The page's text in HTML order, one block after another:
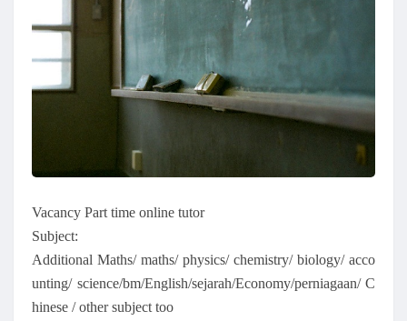
Vacancy Part time online tutor
Subject:
Additional Maths/ maths/ physics/ chemistry/ biology/ acco
unting/ science/bm/English/sejarah/Economy/perniagaan/ C
hinese / other subject too